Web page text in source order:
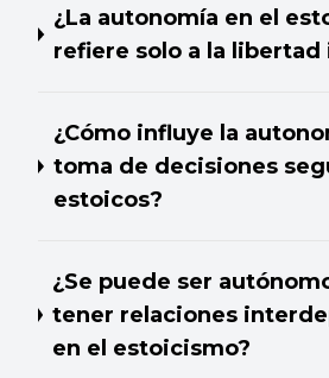
¿La autonomía en el
refiere solo a la
¿Cómo influye la
toma de decisiones
estoicos?
¿Se puede ser
tener relaciones
en el estoicismo?